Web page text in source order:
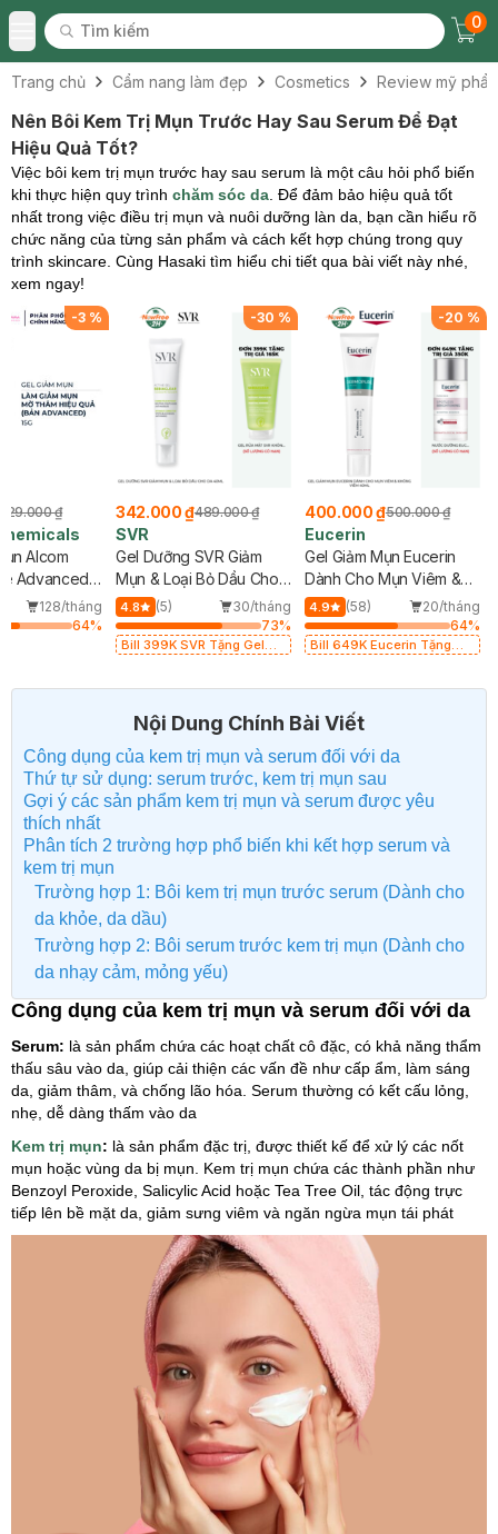
Toggle Menu
Tìm kiếm
Tìm kiếm
0
Trang chủ Cẩm nang làm đẹp Cosmetics Review mỹ
Nên Bôi Kem Trị Mụn Trước Hay Sau Serum Để Đạt
Hiệu Quả Tốt?
Việc bôi kem trị mụn trước hay sau serum là một câu hỏi phổ biến
khi thực hiện quy trình chăm sóc da . Để đảm bảo hiệu quả tốt
nhất trong việc điều trị mụn và nuôi dưỡng làn da, bạn cần hiểu rõ
chức năng của từng sản phẩm và cách kết hợp chúng trong quy
trình skincare. Cùng Hasaki tìm hiểu chi tiết qua bài viết này nhé,
xem ngay!
-3 %
129.000 ₫
Alcom
Advanced
128/tháng
64%
-30 %
342.000 ₫489.000 ₫
SVR
Gel Dưỡng SVR Giảm
Mụn & Loại Bỏ Dầu Cho
Da 40ml
4.8 (5)
30/tháng
73%
Bill 399K SVR Tặng Gel
-20 %
400.000 ₫500.000 ₫
Eucerin
Gel Giảm Mụn Eucerin
Dành Cho Mụn Viêm &
Không Viêm 40ml
4.9 (58)
20/tháng
64%
Bill 649K Eucerin Tặng
Nội Dung Chính Bài Viết
Công dụng của kem trị mụn và serum đối với da
Thứ tự sử dụng: serum trước, kem trị mụn sau
Gợi ý các sản phẩm kem trị mụn và serum được yêu
thích nhất
Phân tích 2 trường hợp phổ biến khi kết hợp serum và
kem trị mụn
Trường hợp 1: Bôi kem trị mụn trước serum (Dành cho
da khỏe, da dầu)
Trường hợp 2: Bôi serum trước kem trị mụn (Dành cho
da nhạy cảm, mỏng yếu)
Công dụng của kem trị mụn và serum đối với da
Serum: là sản phẩm chứa các hoạt chất cô đặc, có khả năng thẩm
thấu sâu vào da, giúp cải thiện các vấn đề như cấp ẩm, làm sáng
da, giảm thâm, và chống lão hóa. Serum thường có kết cấu lỏng,
nhẹ, dễ dàng thấm vào da
Kem trị mụn: là sản phẩm đặc trị, được thiết kế để xử lý các nốt
mụn hoặc vùng da bị mụn. Kem trị mụn chứa các thành phần như
Benzoyl Peroxide, Salicylic Acid hoặc Tea Tree Oil, tác động trực
tiếp lên bề mặt da, giảm sưng viêm và ngăn ngừa mụn tái phát